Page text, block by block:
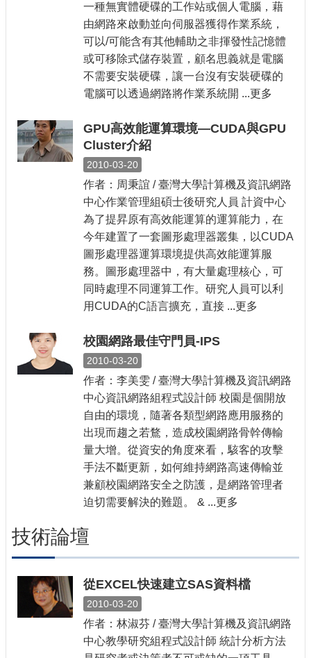
一種無實體硬碟的工作站或個人電腦，藉
由網路來啟動並向伺服器獲得作業系統，
可以/可能含有其他輔助之非揮發性記憶體
或可移除式儲存裝置，顧名思義就是電腦
不需要安裝硬碟，讓一台沒有安裝硬碟的
電腦可以透過網路將作業系統開 ...更多
GPU高效能運算環境—CUDA與GPU
Cluster介紹
2010-03-20
作者：周秉誼 / 臺灣大學計算機及資訊網路
中心作業管理組碩士後研究人員 計資中心
為了提昇原有高效能運算的運算能力，在
今年建置了一套圖形處理器叢集，以CUDA
圖形處理器運算環境提供高效能運算服
務。圖形處理器中，有大量處理核心，可
同時處理不同運算工作。研究人員可以利
用CUDA的C語言擴充，直接 ...更多
校園網路最佳守門員-IPS
2010-03-20
作者：李美雯 / 臺灣大學計算機及資訊網路
中心資訊網路組程式設計師 校園是個開放
自由的環境，隨著各類型網路應用服務的
出現而趨之若鶩，造成校園網路骨幹傳輸
量大增。從資安的角度來看，駭客的攻擊
手法不斷更新，如何維持網路高速傳輸並
兼顧校園網路安全之防護，是網路管理者
迫切需要解決的難題。 & ...更多
技術論壇
從EXCEL快速建立SAS資料檔
2010-03-20
作者：林淑芬 / 臺灣大學計算機及資訊網路
中心教學研究組程式設計師 統計分析方法